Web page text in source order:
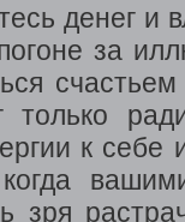
денег и
за
к